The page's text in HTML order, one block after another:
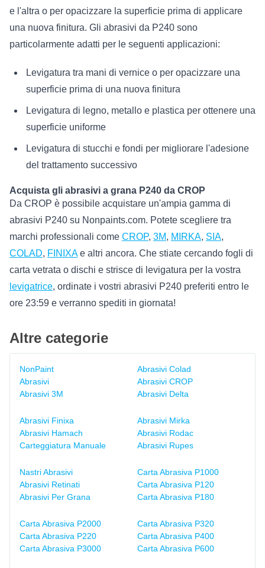
e l'altra o per opacizzare la superficie prima di applicare
una nuova finitura. Gli abrasivi da P240 sono
particolarmente adatti per le seguenti applicazioni:
Levigatura tra mani di vernice o per opacizzare una
superficie prima di una nuova finitura
Levigatura di legno, metallo e plastica per ottenere una
superficie uniforme
Levigatura di stucchi e fondi per migliorare l'adesione
del trattamento successivo
Acquista gli abrasivi a grana P240 da CROP
Da CROP è possibile acquistare un'ampia gamma di
abrasivi P240 su Nonpaints.com. Potete scegliere tra
marchi professionali come CROP, 3M, MIRKA, SIA,
COLAD, FINIXAe altri ancora. Che stiate cercando fogli di
carta vetrata o dischi e strisce di levigatura per la vostra
levigatrice, ordinate i vostri abrasivi P240 preferiti entro le
ore 23:59 e verranno spediti in giornata!
Altre categorie
NonPaint
Abrasivi
Abrasivi 3M
Abrasivi Colad
Abrasivi CROP
Abrasivi Delta
Abrasivi Finixa
Abrasivi Hamach
Carteggiatura Manuale
Abrasivi Mirka
Abrasivi Rodac
Abrasivi Rupes
Nastri Abrasivi
Abrasivi Retinati
Abrasivi Per Grana
Carta Abrasiva P1000
Carta Abrasiva P120
Carta Abrasiva P180
Carta Abrasiva P2000
Carta Abrasiva P220
Carta Abrasiva P3000
Carta Abrasiva P320
Carta Abrasiva P400
Carta Abrasiva P600